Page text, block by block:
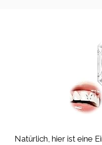
Natürlich, hier ist eine